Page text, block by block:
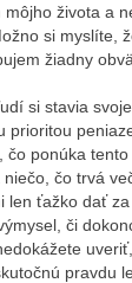
života a
si myslíte,
žiadny
si stavia
prioritou
čo ponúka
čo trvá
ťažko dať za
či
pravdu